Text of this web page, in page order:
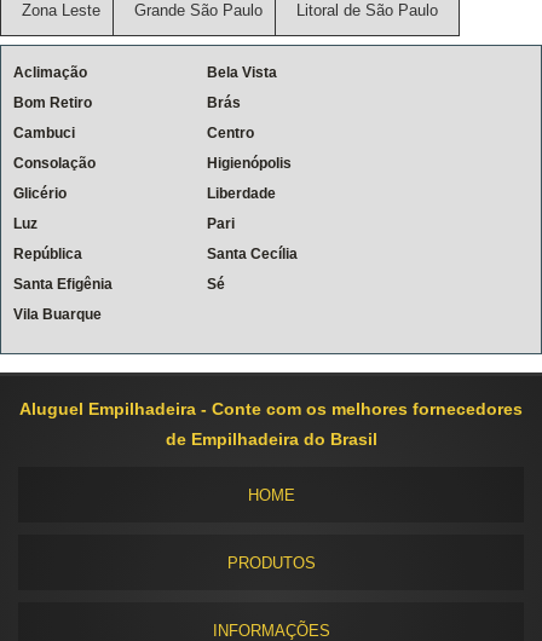
Zona Leste Grande São Paulo Litoral de São Paulo
Aclimação
Bela Vista
Bom Retiro
Brás
Cambuci
Centro
Consolação
Higienópolis
Glicério
Liberdade
Luz
Pari
República
Santa Cecília
Santa Efigênia
Sé
Vila Buarque
Aluguel Empilhadeira - Conte com os melhores fornecedores
de Empilhadeira do Brasil
HOME
PRODUTOS
INFORMAÇÕES